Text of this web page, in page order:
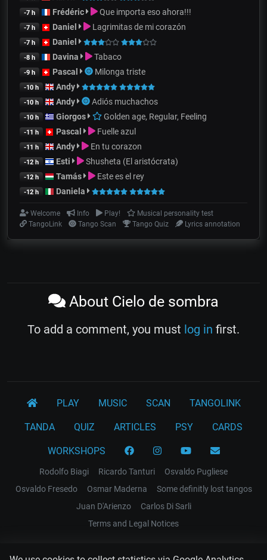
-7 h Frédéric Que importa eso ahora!!!
-7 h Daniel Lagrimitas de mi corazón
-7 h Daniel
-8 h Davina Tabaco
-9 h Pascal Milonga triste
-10 h Andy
-10 h Andy Adiós muchachos
-10 h Giorgos Golden age, Regular, Feeling
-11 h Pascal Fuelle azul
-11 h Andy En tu corazon
-12 h Esti Shusheta (El aristócrata)
-12 h Tamás Este es el rey
-12 h Daniela
Welcome Info Play!
Musical personality test
TangoLink
Tango Scan Tango Quiz Lyrics annotation
About Cielo de sombra
To add a comment, you must log in first.
PLAY MUSIC SCAN TANGOLINK
TANDA QUIZ ARTICLES PSY CARDS
WORKSHOPS
Rodolfo Biagi Ricardo Tanturi
Osvaldo Pugliese
Osvaldo Fresedo
Osmar Maderna
Some definitly lost tangos
Juan D'Arienzo
Carlos Di Sarli
Terms and Legal Notices
EL RECODO TANGO